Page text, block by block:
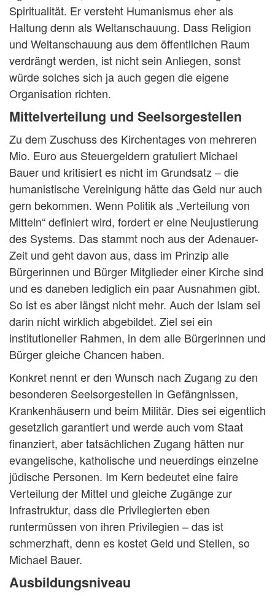
Spiritualität. Er versteht Humanismus eher als
Haltung denn als Weltanschauung. Dass Religion
und Weltanschauung aus dem öffentlichen Raum
verdrängt werden, ist nicht sein Anliegen, sonst
würde solches sich ja auch gegen die eigene
Organisation richten.
Mittelverteilung und Seelsorgestellen
Zu dem Zuschuss des Kirchentages von mehreren
Mio. Euro aus Steuergeldern gratuliert Michael
Bauer und kritisiert es nicht im Grundsatz – die
humanistische Vereinigung hätte das Geld nur auch
gern bekommen. Wenn Politik als „Verteilung von
Mitteln“ definiert wird, fordert er eine Neujustierung
des Systems. Das stammt noch aus der Adenauer-
Zeit und geht davon aus, dass im Prinzip alle
Bürgerinnen und Bürger Mitglieder einer Kirche sind
und es daneben lediglich ein paar Ausnahmen gibt.
So ist es aber längst nicht mehr. Auch der Islam sei
darin nicht wirklich abgebildet. Ziel sei ein
institutioneller Rahmen, in dem alle Bürgerinnen und
Bürger gleiche Chancen haben.
Konkret nennt er den Wunsch nach Zugang zu den
besonderen Seelsorgestellen in Gefängnissen,
Krankenhäusern und beim Militär. Dies sei eigentlich
gesetzlich garantiert und werde auch vom Staat
finanziert, aber tatsächlichen Zugang hätten nur
evangelische, katholische und neuerdings einzelne
jüdische Personen. Im Kern bedeutet eine faire
Verteilung der Mittel und gleiche Zugänge zur
Infrastruktur, dass die Privilegierten eben
runtermüssen von ihren Privilegien – das ist
schmerzhaft, denn es kostet Geld und Stellen, so
Michael Bauer.
Ausbildungsniveau